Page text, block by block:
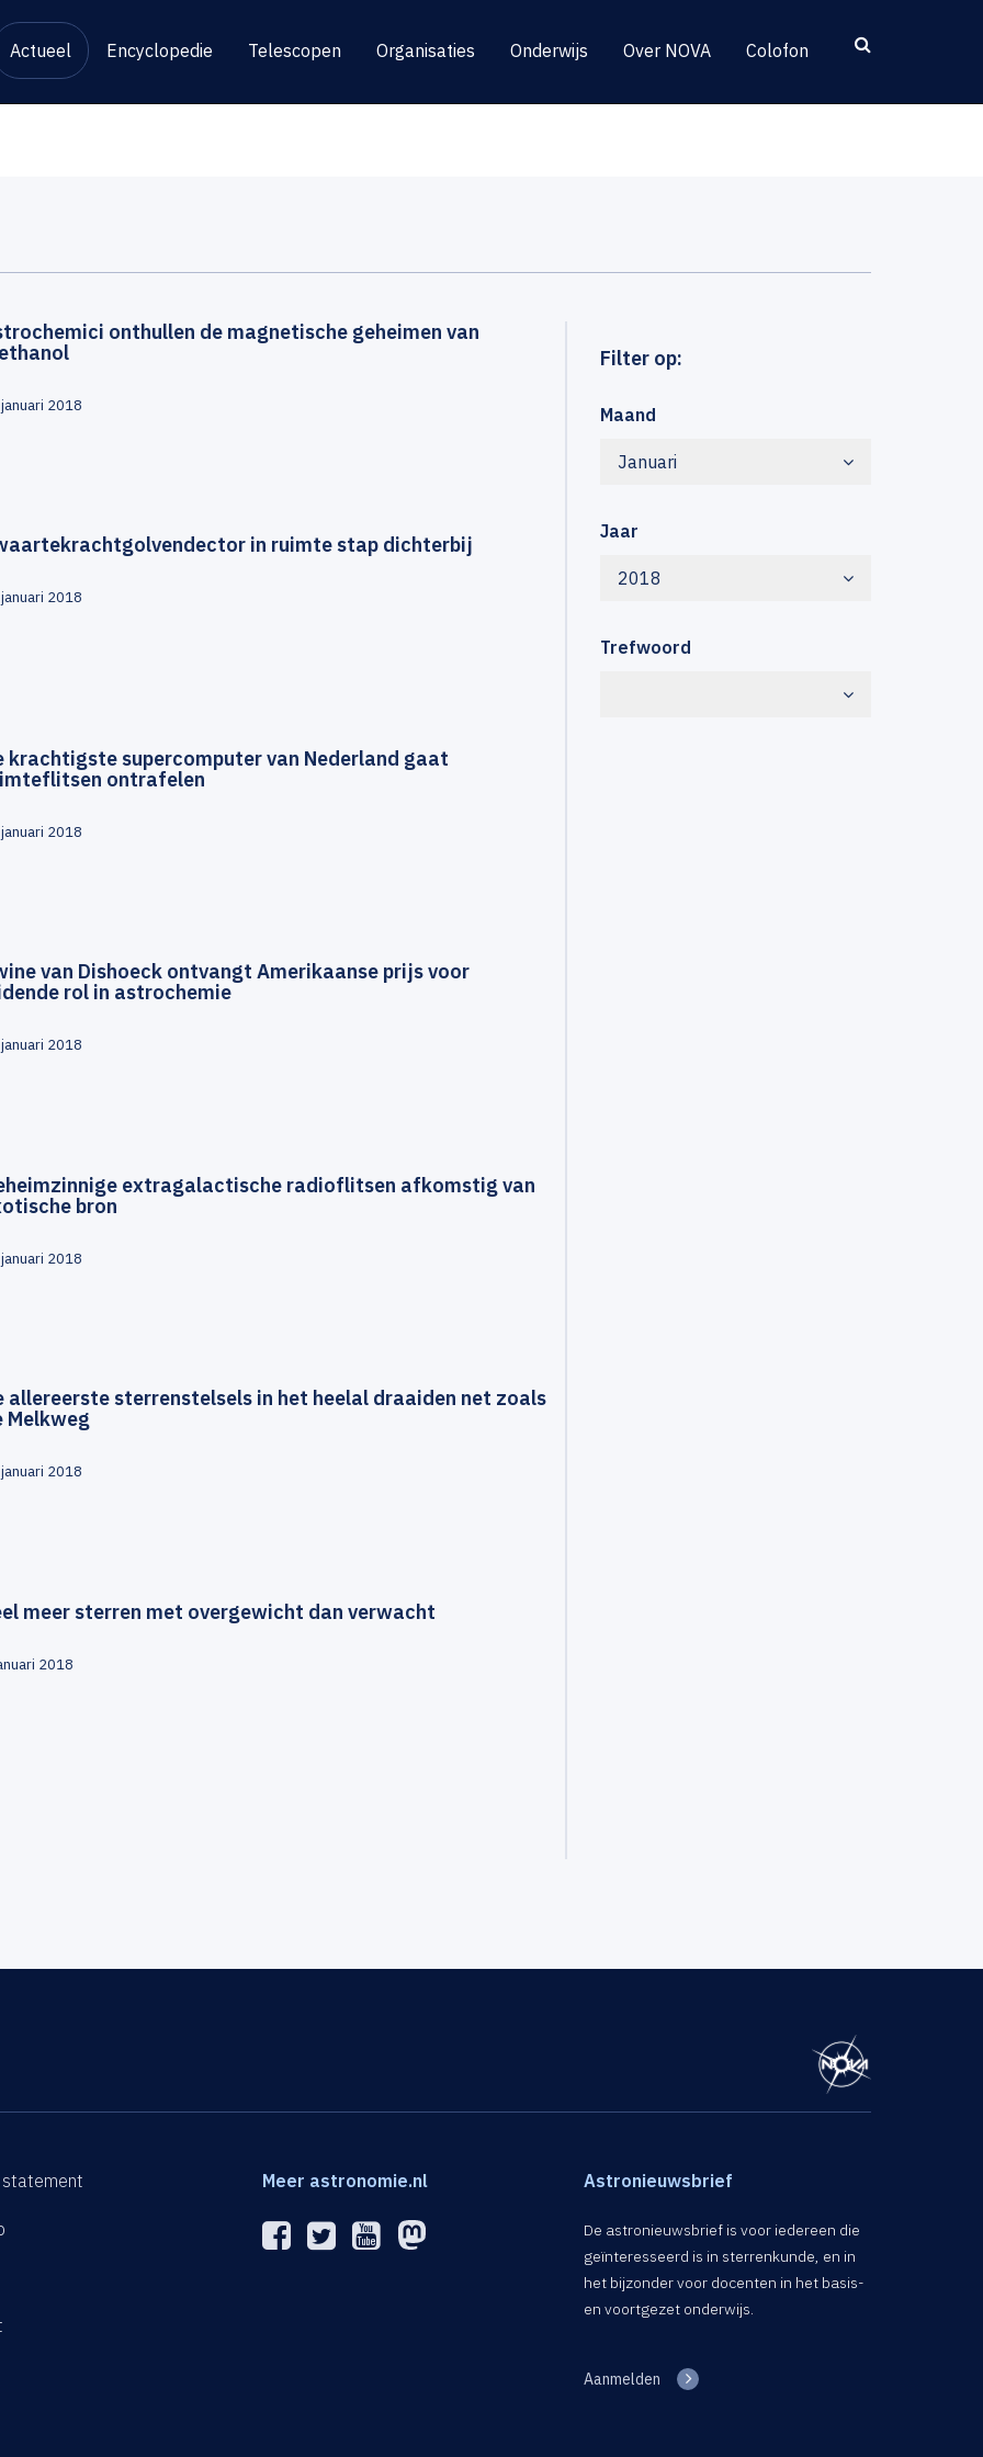
Actueel Encyclopedie Telescopen Organisaties Onderwijs Over NOVA Colofon
Filter op:
Maand
Januari
Jaar
2018
Trefwoord
onthullen de magnetische geheimen van
2018
in ruimte stap dichterbij
2018
krachtigste supercomputer van Nederland gaat
ontrafelen
2018
van Dishoeck ontvangt Amerikaanse prijs voor
rol in astrochemie
2018
extragalactische radioflitsen afkomstig van
bron
2018
allereerste sterrenstelsels in het heelal draaiden net zoals
Melkweg
2018
meer sterren met overgewicht dan verwacht
2018
Meer astronomie.nl Astronieuwsbrief
De astronieuwsbrief is voor iedereen die
geïnteresseerd is in sterrenkunde, en in
het bijzonder voor docenten in het basis-
en voortgezet onderwijs.
Aanmelden